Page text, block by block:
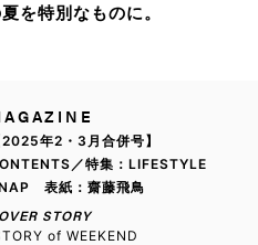
を特別なものに。
2025年2・3月合併号】
／特集：LIFESTYLE
表紙：齋藤飛鳥
STORY
of WEEKEND